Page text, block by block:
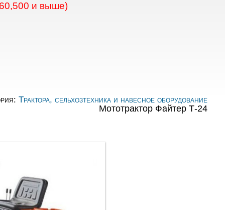
и выше)
Трактора, сельхозтехника и навесное оборудование
Мототрактор Файтер Т-24